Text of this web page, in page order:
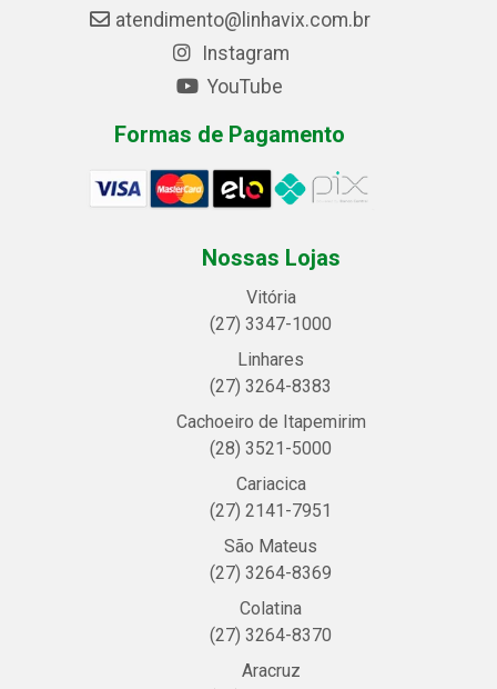
atendimento@linhavix.com.br
Instagram
YouTube
Formas de Pagamento
Nossas Lojas
Vitória
(27) 3347-1000
Linhares
(27) 3264-8383
Cachoeiro de Itapemirim
(28) 3521-5000
Cariacica
(27) 2141-7951
São Mateus
(27) 3264-8369
Colatina
(27) 3264-8370
Aracruz